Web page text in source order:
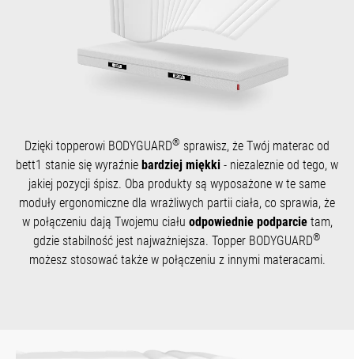
Dzięki topperowi BODYGUARD® sprawisz, że Twój materac od
bett1 stanie się wyraźnie bardziej miękki - niezaleznie od tego, w
jakiej pozycji śpisz. Oba produkty są wyposażone w te same
moduły ergonomiczne dla wrażliwych partii ciała, co sprawia, że
w połączeniu dają Twojemu ciału odpowiednie podparcietam,
gdzie stabilność jest najważniejsza. Topper BODYGUARD®
możesz stosować także w połączeniu z innymi materacami.